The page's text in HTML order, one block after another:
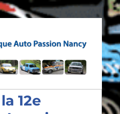
Passion
12e